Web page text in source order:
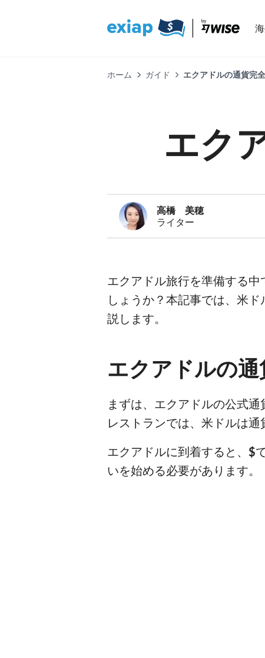
ホーム ガイド エクアドルの通貨完
エク
高橋 美穂
ライター
エクアドル旅行を準備する
しょうか？本記事では、米
説します。
エクアドルの通
まずは、エクアドルの公式
レストランでは、米ドルは通
エクアドルに到着すると、 $
いを始める必要があります。